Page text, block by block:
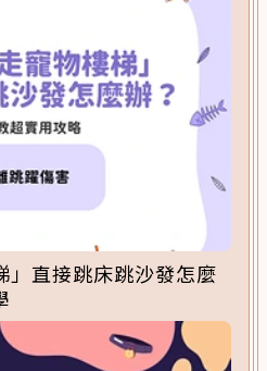
」直接跳床跳沙發怎麼